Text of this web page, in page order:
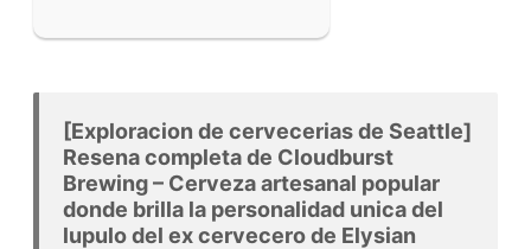
[Exploracion de cervecerias de Seattle]
Resena completa de Cloudburst
Brewing – Cerveza artesanal popular
donde brilla la personalidad unica del
lupulo del ex cervecero de Elysian